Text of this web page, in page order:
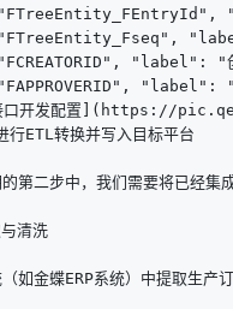
"label":
"label": "
接口开发配置](https://
ETL转换并写入目标平台
第二步中，我们需要将已经
清洗
如金蝶ERP系统）中提取生产